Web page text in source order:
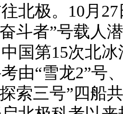
往北极。10月
斗者”号载人
国第15次北
由“雪龙2”号
索三号”四船